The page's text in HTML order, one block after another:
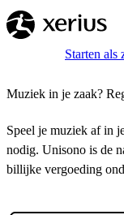
Overslaan naar de
Breadcrumb
HomeStarten als
Muziek in je zaak?
Speel je muziek af in
nodig. Unisono is de
billijke vergoeding